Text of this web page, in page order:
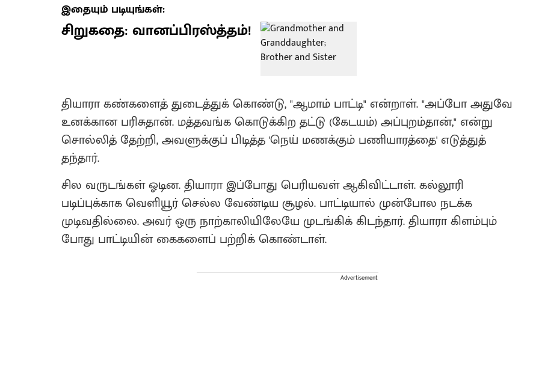
இதையும் படியுங்கள்:
சிறுகதை: வானப்பிரஸ்த்தம்!
தியாரா கண்களைத் துடைத்துக் கொண்டு, "ஆமாம் பாட்டி" என்றாள். ​"அப்போ அதுவே
உனக்கான பரிசுதான். மத்தவங்க கொடுக்கிற தட்டு (கேடயம்) அப்புறம்தான்," என்று
சொல்லித் தேற்றி, அவளுக்குப் பிடித்த 'நெய் மணக்கும் பணியாரத்தை' எடுத்துத்
தந்தார்.
சில வருடங்கள் ஓடின. தியாரா இப்போது பெரியவள் ஆகிவிட்டாள். கல்லூரி
படிப்புக்காக வெளியூர் செல்ல வேண்டிய சூழல். பாட்டியால் முன்போல நடக்க
முடிவதில்லை. அவர் ஒரு நாற்காலியிலேயே முடங்கிக் கிடந்தார். தியாரா கிளம்பும்
போது பாட்டியின் கைகளைப் பற்றிக் கொண்டாள்.
Advertisement